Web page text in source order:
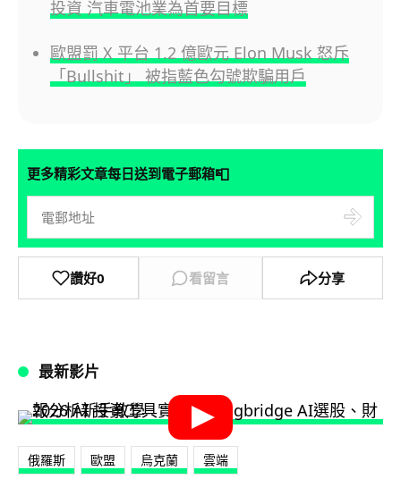
投資 汽車電池業為首要目標
歐盟罰 X 平台 1.2 億歐元 Elon Musk 怒斥
「Bullshit」 被指藍色勾號欺騙用戶
更多精彩文章每日送到電子郵箱📮
讚好0 看留言 分享
最新影片
俄羅斯 歐盟 烏克蘭 雲端